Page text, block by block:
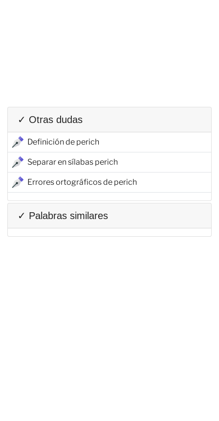
✓ Otras dudas
Definición de perich
Separar en sílabas perich
Errores ortográficos de perich
✓ Palabras similares